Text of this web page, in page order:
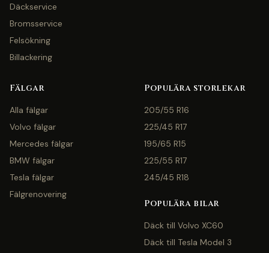
Däckservice
Bromsservice
Felsökning
Billackering
Fälgar
Alla fälgar
Volvo fälgar
Mercedes fälgar
BMW fälgar
Tesla fälgar
Fälgrenovering
Populära storlekar
205/55 R16
225/45 R17
195/65 R15
225/55 R17
245/45 R18
Populära bilar
Däck till Volvo XC60
Däck till Tesla Model 3